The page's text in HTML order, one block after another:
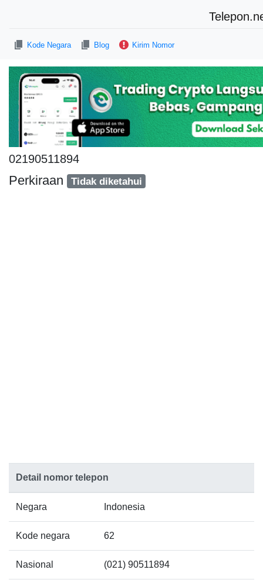
Kode Negara Blog Kirim Nomor
02190511894
Perkiraan Tidak diketahui
Detail nomor telepon
Negara Indonesia
Kode negara 62
Nasional (021) 90511894